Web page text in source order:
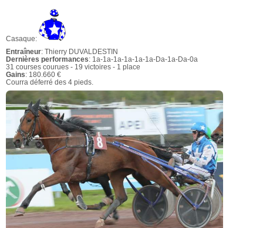
Casaque:
Entraîneur: Thierry DUVALDESTIN
Dernières performances: 1a-1a-1a-1a-1a-1a-Da-1a-Da-0a
31 courses courues - 19 victoires - 1 place
Gains: 180.660 €
Courra déferré des 4 pieds.